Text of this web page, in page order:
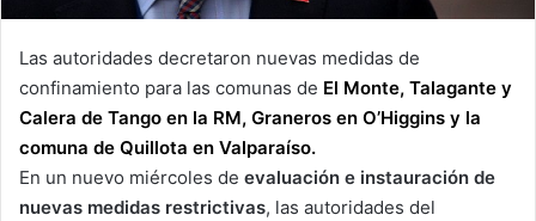
Las autoridades decretaron nuevas medidas de
confinamiento para las comunas de El Monte, Talagante y
Calera de Tango en la RM, Graneros en O’Higgins y la
comuna de Quillota en Valparaíso.
En un nuevo miércoles de evaluación e instauración de
nuevas medidas restrictivas, las autoridades del